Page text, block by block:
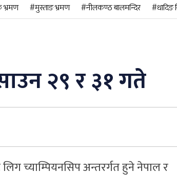
भ्रमण #मुस्ताङ भ्रमण #नीलकण्ठ बालमन्दिर #धादिङ
२९ र ३१ गते
च्याम्पियनसिप अन्तरर्गत हुने नेपाल र